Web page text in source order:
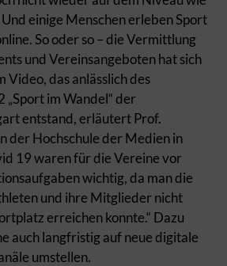
einige Menschen erleben Sport
So oder so – die Vermittlung
und Vereinsangeboten hat sich
Video, das anlässlich des
„Sport im Wandel“ der
entstand, erläutert Prof.
der Hochschule der Medien in
19 waren für die Vereine vor
wichtig, da man die
und ihre Mitglieder nicht
erreichen konnte.“ Dazu
auch langfristig auf neue digitale
umstellen.